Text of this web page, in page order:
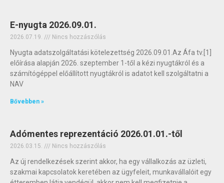
E-nyugta 2026.09.01.
2026.07.19. Nincs hozzászólás
Nyugta adatszolgáltatási kötelezettség 2026.09.01.Az Áfa tv.[1]
előírása alapján 2026. szeptember 1-től a kézi nyugtákról és a
számítógéppel előállított nyugtákról is adatot kell szolgáltatni a
NAV
Bővebben »
Adómentes reprezentáció 2026.01.01.-től
2026.03.15. Nincs hozzászólás
Az új rendelkezések szerint akkor, ha egy vállalkozás az üzleti,
szakmai kapcsolatok keretében az ügyfeleit, munkavállalóit egy